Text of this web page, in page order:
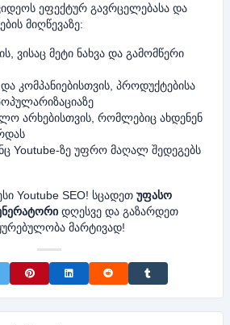
ეფექტურ გავრცელებასა და
მიღწევაზე:
ვისაც მეტი ნახვა და გამომწერი
კომპანიებისთვის, პროდუქტებისა
არხებისთვის, რომლებიც ახდენენ
Youtube-ზე უფრო მაღალ შედეგებს
Youtube SEO! სცადეთ უფასო
დღესვე და გაზარდეთ
მარტივად!
on Twitter
Share on Pinterest
Share on LinkedIn
Share on RedditShare on Tumblr